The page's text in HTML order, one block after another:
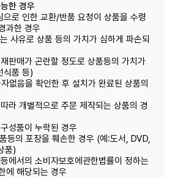
한 경우
으로 인한 교환/반품 요청이 상품을 수령
과한 경우
사유로 상품 등의 가치가 심하게 파손되
판매가 곤란할 정도로 상품등의 가치가
식품 등)
없음을 확인한 후 설치가 완료된 상품의
라 개별적으로 주문 제작되는 상품의 경
성품이 누락된 경우
등의 포장을 훼손한 경우 (예:도서, DVD,
품)
에서의 소비자보호에관한볍률이 정하는
에 해당되는 경우